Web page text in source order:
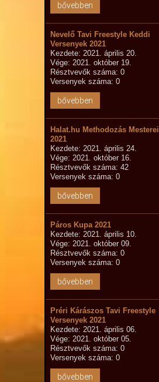
bővebben
Nevelő Tavi Freestyle Keddi
Versenyek 2021
Kezdete: 2021. április 20.
Vége: 2021. október 19.
Résztvevők száma: 0
Versenyek száma: 0
bővebben
Halat.hu Methodozás Mesterei
2021
Kezdete: 2021. április 24.
Vége: 2021. október 16.
Résztvevők száma: 42
Versenyek száma: 0
bővebben
Páros Kupa 2021
Kezdete: 2021. április 10.
Vége: 2021. október 09.
Résztvevők száma: 0
Versenyek száma: 0
bővebben
Préri Kárászos Tavi Freestyle
Versenyek 2021
Kezdete: 2021. április 06.
Vége: 2021. október 05.
Résztvevők száma: 0
Versenyek száma: 0
bővebben